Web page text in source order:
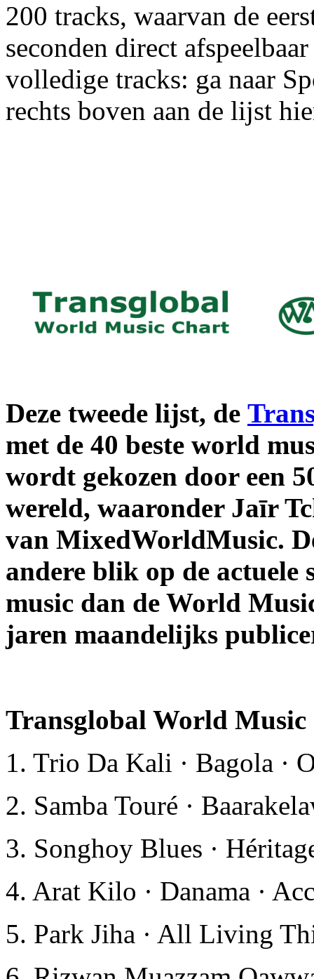
200 tracks, waarvan de
seconden direct
volledige tracks: ga naar
rechts boven aan de lijst
Deze tweede lijst, de
met de 40 beste world
wordt gekozen door een
wereld, waaronder Jaīr
van MixedWorldMusic.
andere blik op de actuele
music dan de World
jaren maandelijks
Transglobal World Music
1. Trio Da Kali · Bagola ·
2. Samba Touré ·
3. Songhoy Blues ·
4. Arat Kilo · Danama ·
5. Park Jiha · All Living